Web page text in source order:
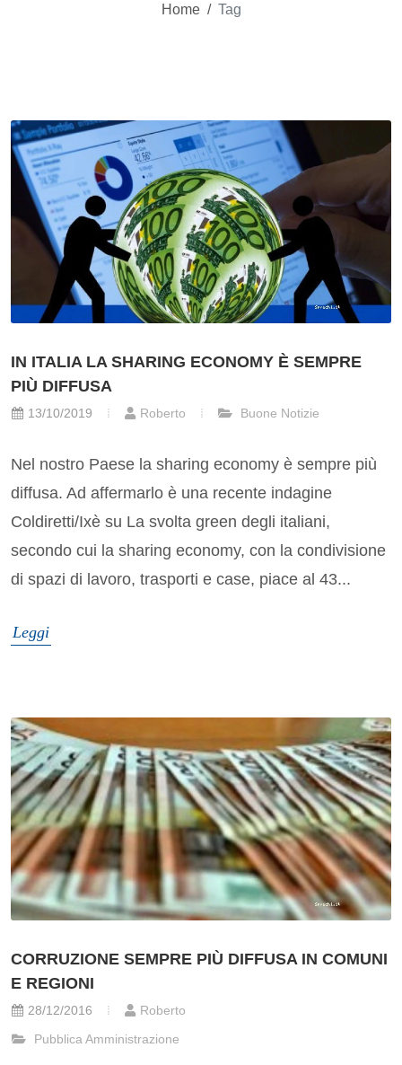
Home / Tag
IN ITALIA LA SHARING ECONOMY È SEMPRE
PIÙ DIFFUSA
13/10/2019 Roberto Buone Notizie
Nel nostro Paese la sharing economy è sempre più
diffusa. Ad affermarlo è una recente indagine
Coldiretti/Ixè su La svolta green degli italiani,
secondo cui la sharing economy, con la condivisione
di spazi di lavoro, trasporti e case, piace al 43...
Leggi
CORRUZIONE SEMPRE PIÙ DIFFUSA IN COMUNI
E REGIONI
28/12/2016
Roberto
Pubblica Amministrazione